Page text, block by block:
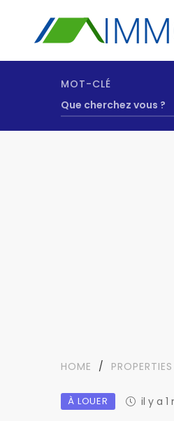
MOT-CLÉ
HOME / PROPERTIES
À LOUER il y a 1